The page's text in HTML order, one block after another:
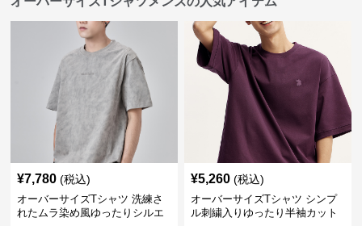
¥7,780 (税込)
オーバーサイズTシャツ 洗練さ
れたムラ染め風ゆったりシルエ
¥5,260 (税込)
オーバーサイズTシャツ シンプ
ル刺繍入りゆったり半袖カット